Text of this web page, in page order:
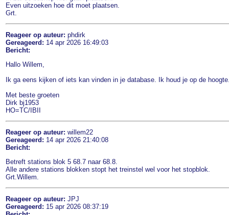
Even uitzoeken hoe dit moet plaatsen.
Grt.
Reageer op auteur: phdirk
Gereageerd: 14 apr 2026 16:49:03
Bericht:
Hallo Willem,
Ik ga eens kijken of iets kan vinden in je database. Ik houd je op de
Met beste groeten
Dirk bj1953
HO=TC/IBII
Reageer op auteur: willem22
Gereageerd: 14 apr 2026 21:40:08
Bericht:
Betreft stations blok 5 68.7 naar 68.8.
Alle andere stations blokken stopt het treinstel wel voor het stopblok.
Grt.Willem.
Reageer op auteur: JPJ
Gereageerd: 15 apr 2026 08:37:19